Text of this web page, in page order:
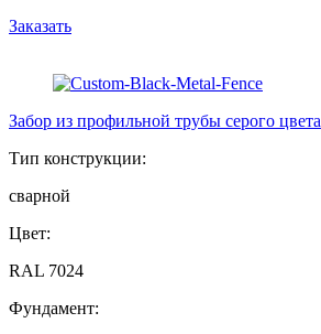
Заказать
Забор из профильной трубы серого цвета
Тип конструкции:
сварной
Цвет:
RAL 7024
Фундамент: